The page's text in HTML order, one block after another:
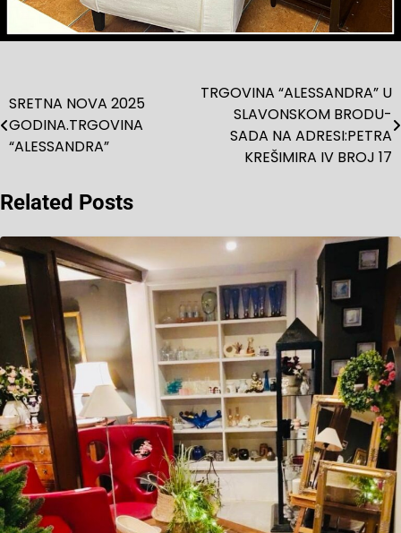
Navigacija
objava
SRETNA NOVA 2025
GODINA.TRGOVINA
“ALESSANDRA”
TRGOVINA “ALESSANDRA” U
SLAVONSKOM BRODU-
SADA NA ADRESI:PETRA
KREŠIMIRA IV BROJ 17
Related Posts